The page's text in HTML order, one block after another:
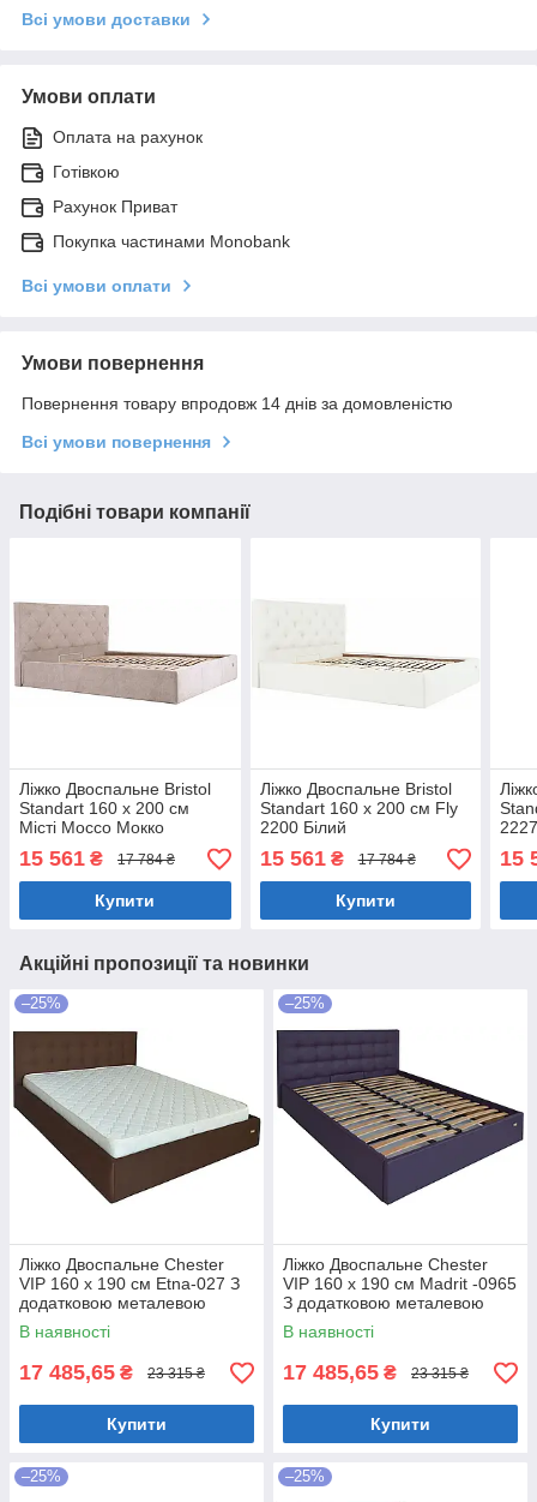
Всі умови доставки
Умови оплати
Оплата на рахунок
Готівкою
Рахунок Приват
Покупка частинами Monobank
Всі умови оплати
Умови повернення
Повернення товару впродовж 14 днів за домовленістю
Всі умови повернення
Подібні товари компанії
Ліжко Двоспальне Bristol
Standart 160 х 200 см
Місті Mocco Мокко
15 561 ₴ 17 784 ₴
Купити
Ліжко Двоспальне Bristol
Standart 160 х 200 см Fly
2200 Білий
15 561₴ 17 784 ₴
Купити
15
Акційні пропозиції та новинки
–25%
Ліжко Двоспальне Chester
VIP 160 х 190 см Etna-027 З
додатковою металевою
цільнозварною рамою
Коричневий
В наявності
17 485,65 ₴ 23 315 ₴
Купити
–25%
Ліжко Двоспальне Chester
VIP 160 х 190 см Madrit -0965
З додатковою металевою
цільнозварною рамою
Фіолетовий
В наявності
17 485,65 ₴ 23 315 ₴
Купити
–25% –25%